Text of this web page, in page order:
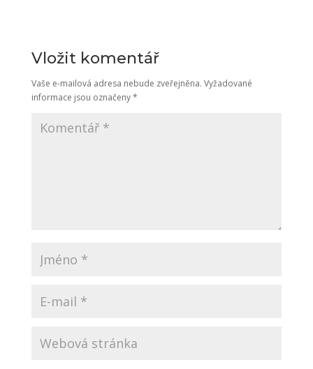
Vložit komentář
Vaše e-mailová adresa nebude zveřejněna. Vyžadované
informace jsou označeny*